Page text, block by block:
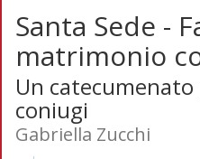
Santa Sede -
matrimonio
Un
coniugi
Gabriella Zucchi